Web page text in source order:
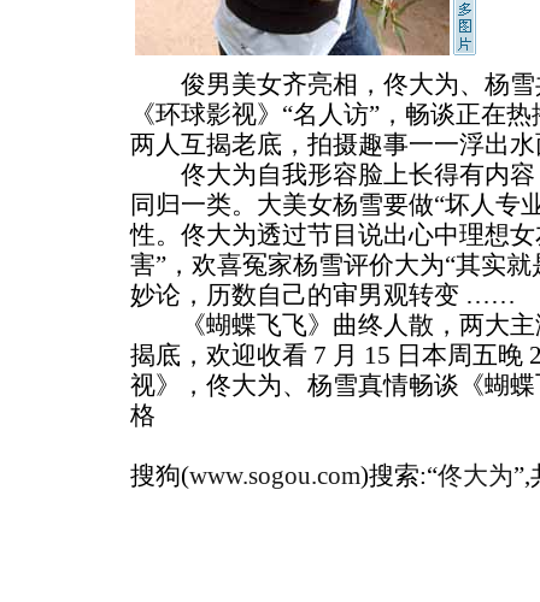
俊男美女齐亮相，佟大为、杨雪
《环球影视》“名人访”，畅谈正在
两人互揭老底，拍摄趣事一一浮出
佟大为自我形容脸上长得有内容
同归一类。大美女杨雪要做“坏人专
性。佟大为透过节目说出心中理想
害”，欢喜冤家杨雪评价大为“其实
妙论，历数自己的审男观转变 ……
《蝴蝶飞飞》曲终人散，两大主
揭底，欢迎收看 7 月 15 日本周五晚
视》，佟大为、杨雪真情畅谈《蝴
格
搜狗(www.sogou.com)搜索:“佟大为”,